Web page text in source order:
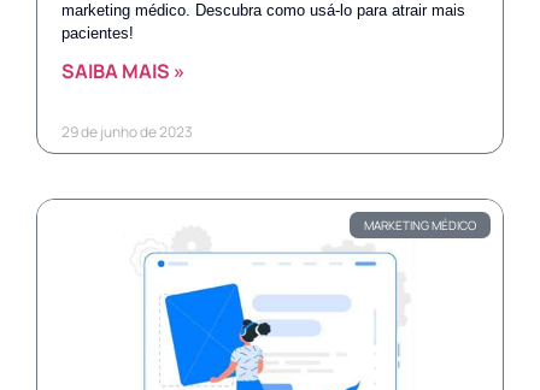
marketing médico. Descubra como usá-lo para atrair mais
pacientes!
SAIBA MAIS »
29 de junho de 2023
MARKETING MÉDICO